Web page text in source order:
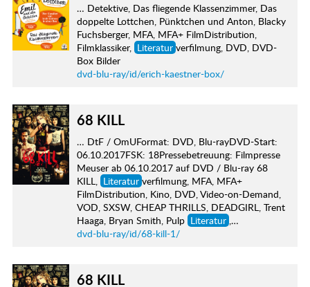
… Detektive, Das fliegende Klassenzimmer, Das
doppelte Lottchen, Pünktchen und Anton, Blacky
Fuchsberger, MFA, MFA+ FilmDistribution,
Filmklassiker, Literatur verfilmung, DVD, DVD-
Box Bilder
dvd-blu-ray/id/erich-kaestner-box/
68 KILL
… DtF / OmUFormat: DVD, Blu-rayDVD-Start:
06.10.2017FSK: 18Pressebetreuung: Filmpresse
Meuser ab 06.10.2017 auf DVD / Blu-ray 68
KILL, Literatur verfilmung, MFA, MFA+
FilmDistribution, Kino, DVD, Video-on-Demand,
VOD, SXSW, CHEAP THRILLS, DEADGIRL, Trent
Haaga, Bryan Smith, Pulp Literatur ,…
dvd-blu-ray/id/68-kill-1/
68 KILL